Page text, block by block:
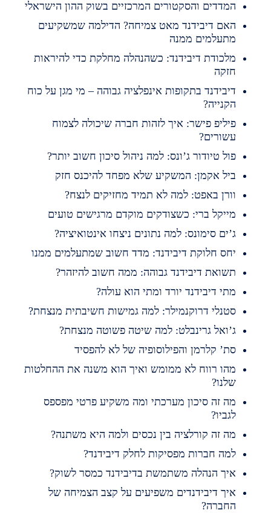
והסקטורים המרכזיים בשוק ההון הישראלי
דיבידנד מאט צמיחה? הדילמה שמשקיעים
ממנה
דיבידנד: כשהנהלה מחלקת כדי להיראות
בתקופות אינפלציה גבוהה – מי מגן על כוח
פישר: איך לזהות חברה שיכולה לצמוח
טיודור ג’ונס: למה ניהול סיכון חשוב יותר?
אקמן: המשקיע שלא מפחד להיכנס חזק
באפט: למה לא תמיד מחזיקים לנצח?
ברי: כשצודקים מוקדם מרגישים טועים
סימונס: למה נתונים ניצחו אינטואיציה?
חלוקת דיבידנד: מדד חשוב שמתעלמים ממנו
דיבידנד גבוהה: ממה חשוב להיזהר?
דיבידנד יורד ומתי הוא עולה?
דרוקנמילר: למה גמישות חשיבתית מנצחת?
גרינבלט: למה שיטה פשוטה מנצחת?
קלרמן והפילוסופיה של לא להפסיד
רווח לא ממומש ואיך הוא משנה את ההחלטות
זה סיכון מערכתי ומה משקיע פרטי מפספס
זה קורלציה בין נכסים ולמה היא משתנה?
חברות מפסיקות לחלק דיבידנד?
הנהלה משתמשת בדיבידנד כמסר לשוק?
דיבידנדים משפיעים על קצב הצמיחה של